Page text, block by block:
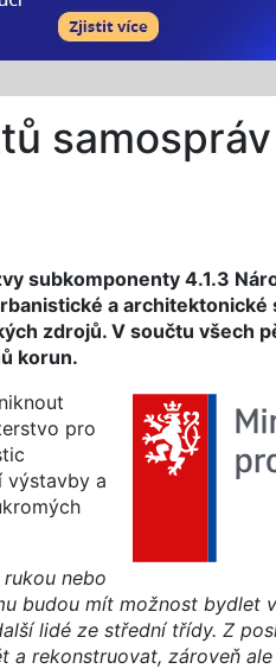
subkomponenty 4.1.3
a architektonické
zdrojů. V součtu všech
korun.
pro
výstavby a
nebo
budou mít možnost bydlet
lidé ze střední třídy. Z
rekonstruovat, zároveň